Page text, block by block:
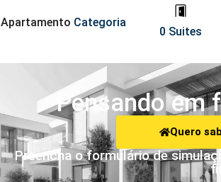
Apartamento Categoria
0 Suites
Pensando em
Quero
Preencha o formulário de